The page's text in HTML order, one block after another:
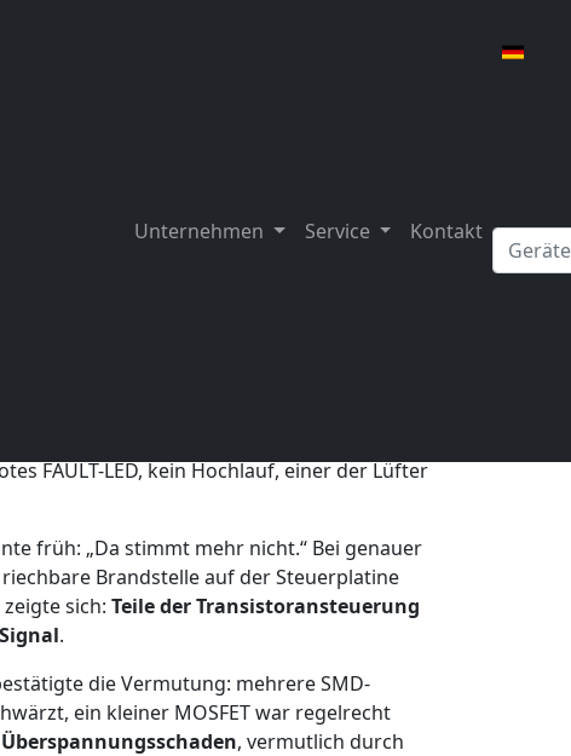
Unternehmen Service Kontakt
FAULT-LED, kein Hochlauf, einer der Lüfter
früh: „Da stimmt mehr nicht.“ Bei genauer
Brandstelle auf der Steuerplatine
sich: Teile der Transistoransteuerung
.
die Vermutung: mehrere SMD-
ein kleiner MOSFET war regelrecht
Überspannungsschaden, vermutlich durch